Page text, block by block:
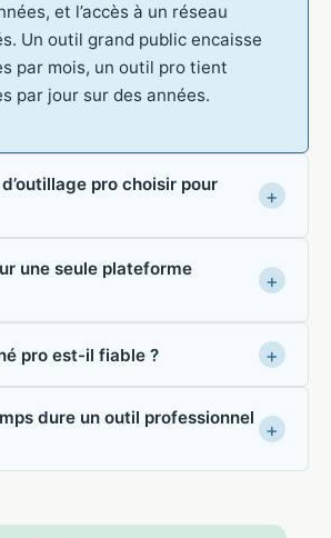
et l’accès à un réseau
Un outil grand public encaisse
par mois, un outil pro tient
par jour sur des années.
pro choisir pour
une seule plateforme
pro est-il fiable ?
dure un outil professionnel